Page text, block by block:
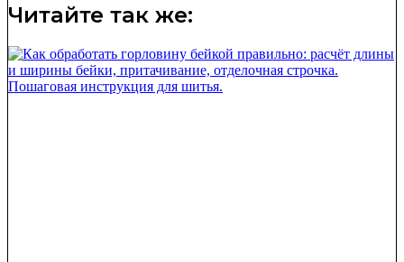
Читайте так же: